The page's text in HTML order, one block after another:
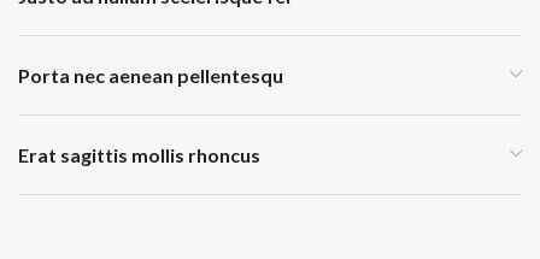
Porta nec aenean pellentesqu
Erat sagittis mollis rhoncus